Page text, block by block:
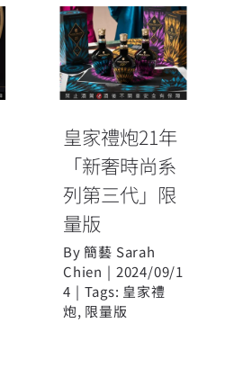
皇家禮炮21年
「新奢時尚系
列第三代」限
皇家禮炮21年
「新奢時尚系
列第三代」限
量版
By簡藝 Sarah
Chien | 2024/09/1
4 | Tags: 皇家禮
炮, 限量版